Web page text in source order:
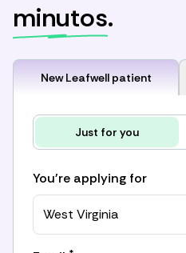
minutos.
New Leafwell patient
Just for you
You're applying for
West Virginia